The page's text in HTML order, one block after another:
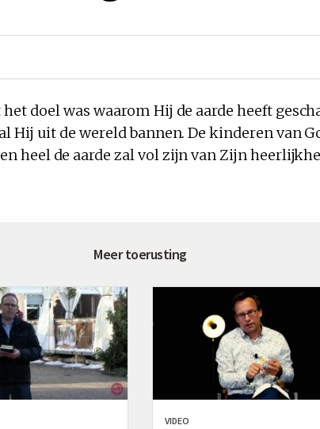
doel was waarom Hij de aarde heeft
Hij uit de wereld bannen. De kinderen van
heel de aarde zal vol zijn van Zijn
Meer toerusting
VIDEO